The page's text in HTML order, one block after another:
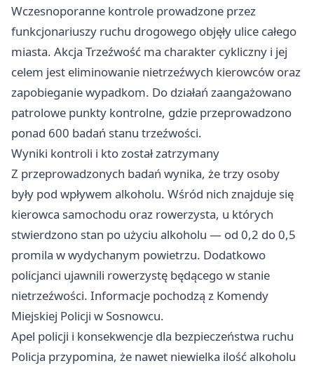
Wczesnoporanne kontrole prowadzone przez
funkcjonariuszy ruchu drogowego objęły ulice całego
miasta. Akcja Trzeźwość ma charakter cykliczny i jej
celem jest eliminowanie nietrzeźwych kierowców oraz
zapobieganie wypadkom. Do działań zaangażowano
patrolowe punkty kontrolne, gdzie przeprowadzono
ponad 600 badań stanu trzeźwości.
Wyniki kontroli i kto został zatrzymany
Z przeprowadzonych badań wynika, że trzy osoby
były pod wpływem alkoholu. Wśród nich znajduje się
kierowca samochodu oraz rowerzysta, u których
stwierdzono stan po użyciu alkoholu — od 0,2 do 0,5
promila w wydychanym powietrzu. Dodatkowo
policjanci ujawnili rowerzystę będącego w stanie
nietrzeźwości. Informacje pochodzą z Komendy
Miejskiej Policji w Sosnowcu.
Apel policji i konsekwencje dla bezpieczeństwa ruchu
Policja przypomina, że nawet niewielka ilość alkoholu